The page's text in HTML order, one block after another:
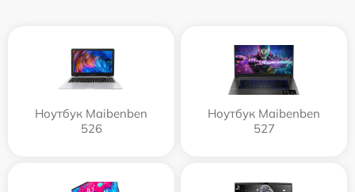
Ноутбук Maibenben
526
Ноутбук Maibenben
527